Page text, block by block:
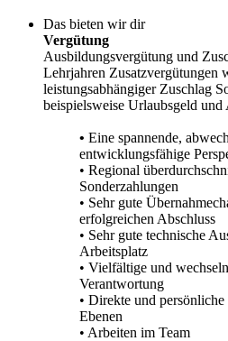
Das bieten wir dir
Vergütung
Ausbildungsvergütung und
Lehrjahren Zusatzvergütungen
leistungsabhängiger Zuschlag
beispielsweise Urlaubsgeld und
• Eine spannende,
entwicklungsfähige
• Regional
Sonderzahlungen
• Sehr gute
erfolgreichen Abschluss
• Sehr gute technische
Arbeitsplatz
• Vielfältige und
Verantwortung
• Direkte und
Ebenen
• Arbeiten im Team